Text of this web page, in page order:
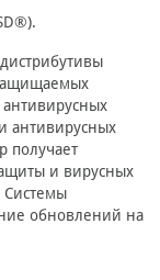
антивирусных
получает
и вирусных
Системы
обновлений на